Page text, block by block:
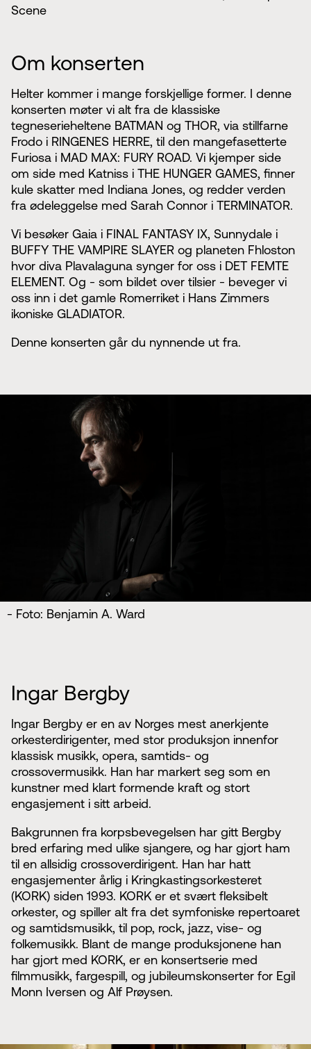
Scene
Om konserten
Helter kommer i mange forskjellige former. I denne
konserten møter vi alt fra de klassiske
tegneserieheltene BATMAN og THOR, via stillfarne
Frodo i RINGENES HERRE, til den mangefasetterte
Furiosa i MAD MAX: FURY ROAD. Vi kjemper side
om side med Katniss i THE HUNGER GAMES, finner
kule skatter med Indiana Jones, og redder verden
fra ødeleggelse med Sarah Connor i TERMINATOR.
Vi besøker Gaia i FINAL FANTASY IX, Sunnydale i
BUFFY THE VAMPIRE SLAYER og planeten Fhloston
hvor diva Plavalaguna synger for oss i DET FEMTE
ELEMENT. Og - som bildet over tilsier - beveger vi
oss inn i det gamle Romerriket i Hans Zimmers
ikoniske GLADIATOR.
Denne konserten går du nynnende ut fra.
- Foto: Benjamin A. Ward
Ingar Bergby
Ingar Bergby er en av Norges mest anerkjente
orkesterdirigenter, med stor produksjon innenfor
klassisk musikk, opera, samtids- og
crossovermusikk. Han har markert seg som en
kunstner med klart formende kraft og stort
engasjement i sitt arbeid.
Bakgrunnen fra korpsbevegelsen har gitt Bergby
bred erfaring med ulike sjangere, og har gjort ham
til en allsidig crossoverdirigent. Han har hatt
engasjementer årlig i Kringkastingsorkesteret
(KORK) siden 1993. KORK er et svært fleksibelt
orkester, og spiller alt fra det symfoniske repertoaret
og samtidsmusikk, til pop, rock, jazz, vise- og
folkemusikk. Blant de mange produksjonene han
har gjort med KORK, er en konsertserie med
filmmusikk, fargespill, og jubileumskonserter for Egil
Monn Iversen og Alf Prøysen.